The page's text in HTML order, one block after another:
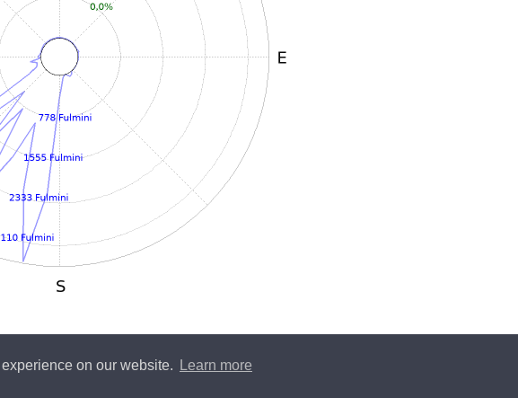
on our website. Learn more